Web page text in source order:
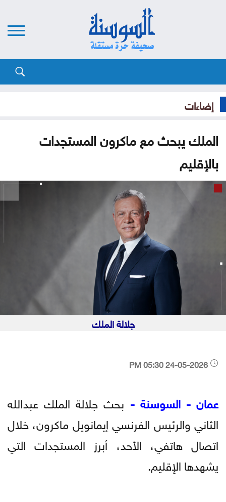
إضاءات
الملك يبحث مع ماكرون المستجدات
بالإقليم
جلالة الملك
عمان - السوسنة - بحث جلالة الملك عبدﷲ
الثاني والرئيس الفرنسي إيمانويل ماكرون، خلال
اتصال هاتفي، الأحد، أبرز المستجدات التي
يشهدها الإقليم.